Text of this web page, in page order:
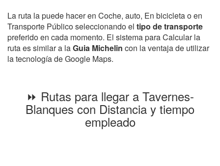
La ruta la puede hacer en Coche, auto, En bicicleta o en
Transporte Público seleccionando el tipo de transporte
preferido en cada momento. El sistema para Calcular la
ruta es similar a laGuia Michelin con la ventaja de utilizar
la tecnología de Google Maps.
⏩ Rutas para llegar a Tavernes-
Blanques con Distancia y tiempo
empleado